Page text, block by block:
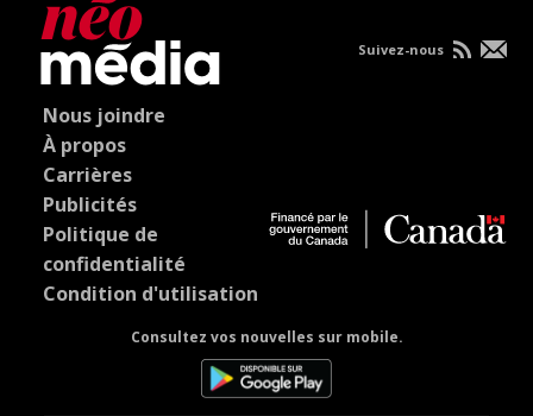
Nous joindre
À propos
Carrières
Publicités
Politique de
confidentialité
Condition d'utilisation
Consultez vos nouvelles sur mobile.
Suivez-nous